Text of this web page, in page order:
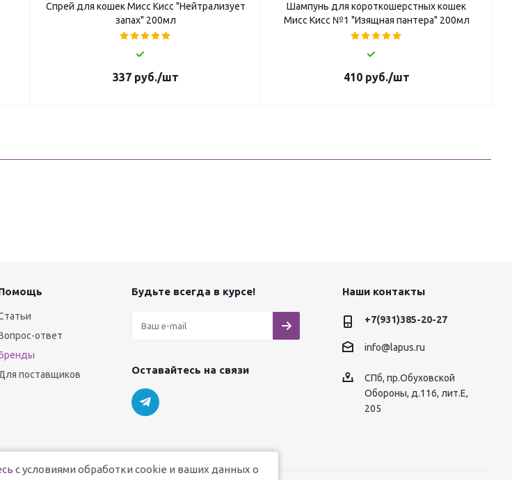
Спрей для кошек Мисс Кисс "Нейтрализует
запах" 200мл
337руб./шт
Шампунь для короткошерстных кошек
Мисс Кисс №1 "Изящная пантера" 200мл
410руб./шт
ответ
поставщиков
Будьте всегда в курсе!
Оставайтесь на связи
Наши контакты
+7(931)385-20-27
info@lapus.ru
СПб, пр.Обуховской
Обороны, д.116, лит.Е,
205
с условиями обработки cookie и ваших данных о